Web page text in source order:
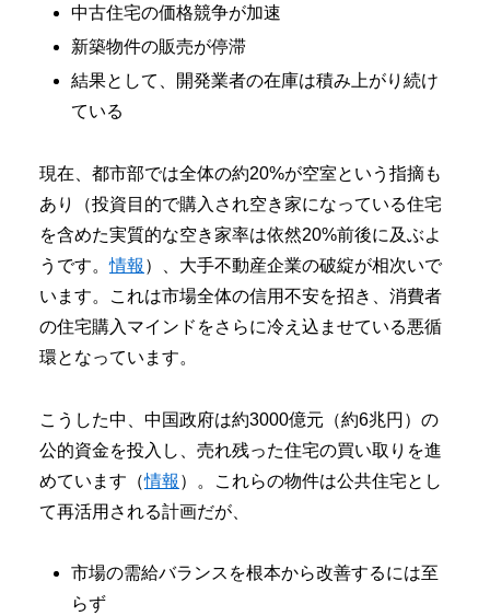
中古住宅の価格競争が加速
新築物件の販売が停滞
結果として、開発業者の在庫は積み上がり続け
ている
現在、都市部では全体の約20%が空室という指摘も
あり（投資目的で購入され空き家になっている住宅
を含めた実質的な空き家率は依然20%前後に及ぶよ
うです。情報 ）、大手不動産企業の破綻が相次いで
います。これは市場全体の信用不安を招き、消費者
の住宅購入マインドをさらに冷え込ませている悪循
環となっています。
こうした中、中国政府は約3000億元（約6兆円）の
公的資金を投入し、売れ残った住宅の買い取りを進
めています（情報 ）。これらの物件は公共住宅とし
て再活用される計画だが、
市場の需給バランスを根本から改善するには至
らず